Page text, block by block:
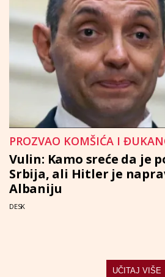
PROZVAO KOMŠIĆA I
Vulin: Kamo sreće da je
Srbija, ali Hitler je
Albaniju
DESK
UČITAJ VIŠE